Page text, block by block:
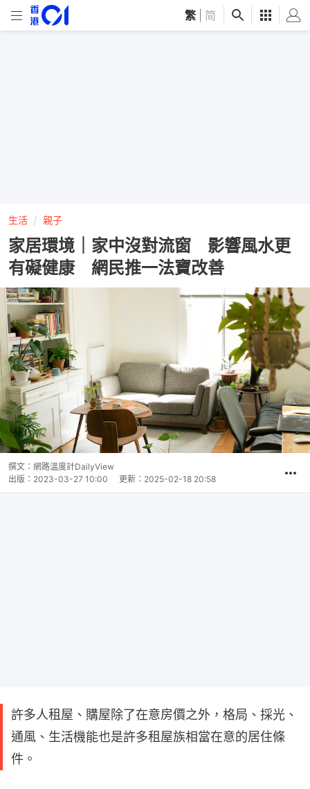
繁 简
生活 親子
家居環境｜家中沒對流窗 影響風水更
有礙健康 網民推一法寶改善
撰文： 網路溫度計DailyView
出版： 2023-03-27 10:00 更新： 2025-02-18 20:58
許多人租屋、購屋除了在意房價之外，格局、採光、
通風、生活機能也是許多租屋族相當在意的居住條
件。